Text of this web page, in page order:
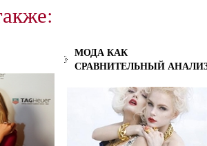
МОДА КАК
СРАВНИТЕЛЬНЫЙ